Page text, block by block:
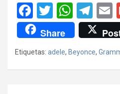
F
a
ce
b
o
T
wi
tt
er
W
h
at
s
A
T
el
e
gr
a
Share
Etiquetas: adele, Beyonce,